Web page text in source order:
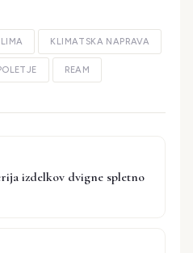
KLIMATSKA NAPRAVA
REAM
izdelkov dvigne spletno